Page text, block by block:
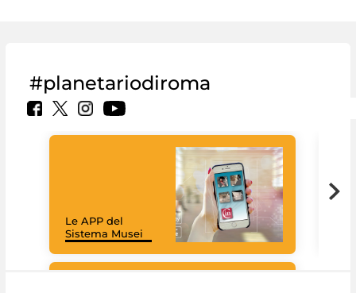
#planetariodiroma
Le APP del
Sistema Musei